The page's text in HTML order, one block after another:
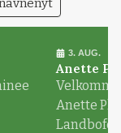
3. AUG.
Anette
Anette